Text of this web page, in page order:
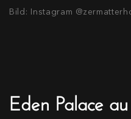
Bild: Instagram
Eden Palace